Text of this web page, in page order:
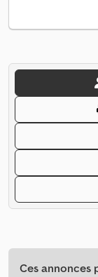
Ces annonces